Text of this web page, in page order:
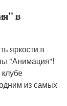
в
яркости в
"Анимация"!
клубе
из самых